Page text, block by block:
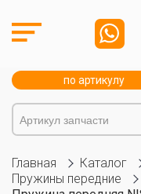
по артикулу
Главная Каталог
Пружины передние